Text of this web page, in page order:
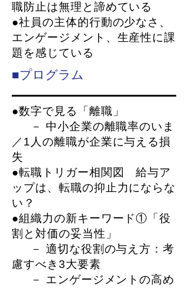
職防止は無理と諦めている
●社員の主体的行動の少なさ、
エンゲージメント、生産性に課
題を感じている
■プログラム
●数字で見る「離職」
－ 中小企業の離職率のいま
／1人の離職が企業に与える損
失
●転職トリガー相関図 給与ア
ップは、転職の抑止力にならな
い？
●組織力の新キーワード①「役
割と対価の妥当性」
－ 適切な役割の与え方：考
慮すべき3大要素
－ エンゲージメントの高め